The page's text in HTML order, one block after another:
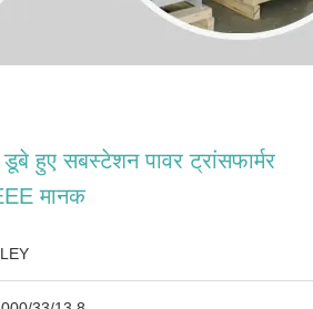
हुए सबस्टेशन पावर ट्रांसफार्मर
मानक